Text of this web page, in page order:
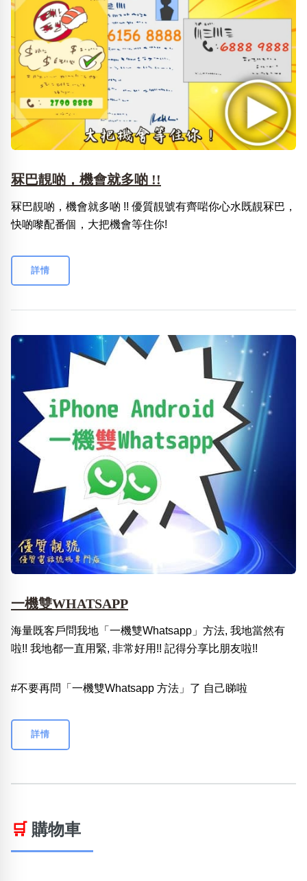
冧巴靚啲，機會就多啲 !!
冧巴靚啲，機會就多啲 !! 優質靚號有齊啱你心水既靚冧巴，
快啲嚟配番個，大把機會等住你!
詳情
一機雙WHATSAPP
海量既客戶問我地「一機雙Whatsapp」方法, 我地當然有
啦!! 我地都一直用緊, 非常好用!! 記得分享比朋友啦!!
#不要再問「一機雙Whatsapp 方法」了 自己睇啦
詳情
🛒 購物車